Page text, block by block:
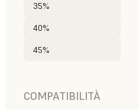
35%
40%
45%
COMPATIBILITÀ